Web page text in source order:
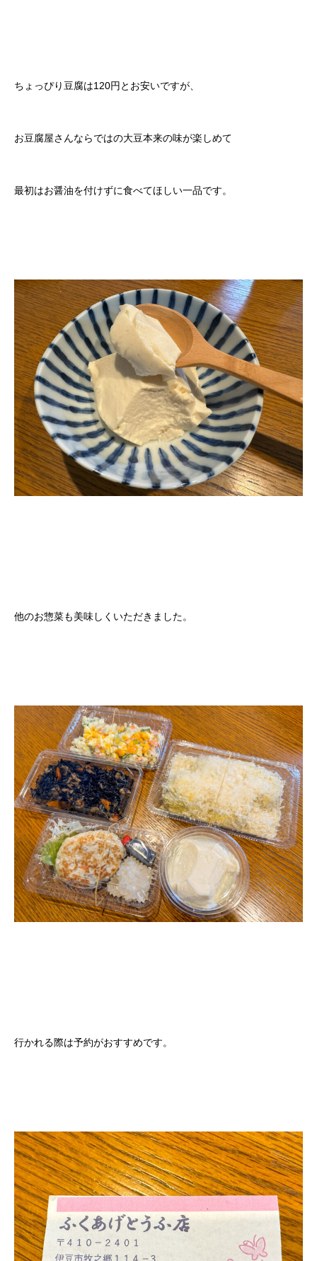
ちょっぴり豆腐は120円とお安いですが、
お豆腐屋さんならではの大豆本来の味が楽しめて
最初はお醤油を付けずに食べてほしい一品です。
他のお惣菜も美味しくいただきました。
行かれる際は予約がおすすめです。